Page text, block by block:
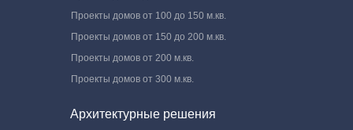
Проекты домов от 100 до 150 м.кв.
Проекты домов от 150 до 200 м.кв.
Проекты домов от 200 м.кв.
Проекты домов от 300 м.кв.
Архитектурные решения